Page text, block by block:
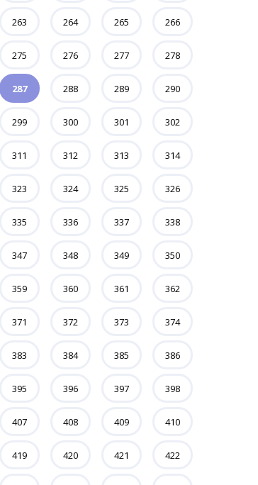
263 264 265 266
275 276 277 278
287 288 289 290
299 300 301 302
311 312 313 314
323 324 325 326
335 336 337 338
347 348 349 350
359 360 361 362
371 372 373 374
383 384 385 386
395 396 397 398
407 408 409 410
419 420 421 422